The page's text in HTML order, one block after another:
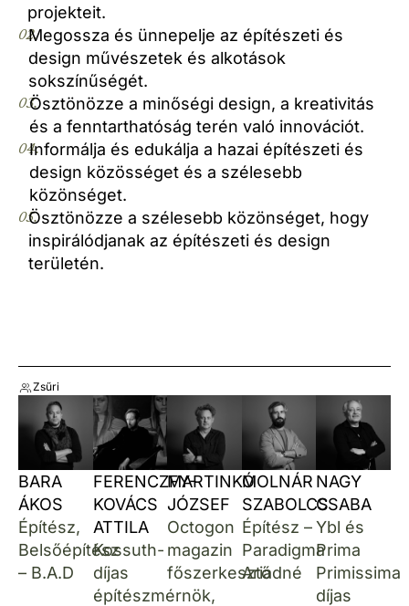
projekteit.
02.Megossza és ünnepelje az építészeti és
design művészetek és alkotások
sokszínűségét.
03.Ösztönözze a minőségi design, a kreativitás
és a fenntarthatóság terén való innovációt.
04.Informálja és edukálja a hazai építészeti és
design közösséget és a szélesebb
közönséget.
05.Ösztönözze a szélesebb közönséget, hogy
inspirálódjanak az építészeti és design
területén.
Zsűri
BARA
ÁKOS
Építész,
Belsőépítész
– B.A.D
FERENCZFY-
KOVÁCS
ATTILA
Kossuth-
díjas
építészmérnök,
MARTINKÓ
JÓZSEF
Octogon
magazin
főszerkesztő
MOLNÁR
SZABOLCS
Építész –
Paradigma
Ariadné
NAGY
CSABA
Ybl és
Prima
Primissima
díjas